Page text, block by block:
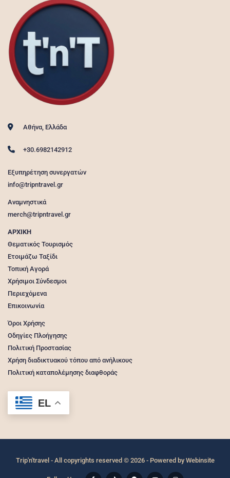
Αθήνα, Ελλάδα
+30.6982142912
Εξυπηρέτηση συνεργατών
info@tripntravel.gr
Αναμνηστικά
merch@tripntravel.gr
ΑΡΧΙΚΗ
Θεματικός Τουρισμός
Ετοιμάζω Ταξίδι
Τοπική Αγορά
Χρήσιμοι Σύνδεσμοι
Περιεχόμενα
Επικοινωνία
Όροι Χρήσης
Οδηγίες Πλοήγησης
Πολιτική Προστασίας
Χρήση διαδικτυακού τόπου από ανήλικους
Πολιτική καταπολέμησης διαφθοράς
EL
Trip'n'travel - All copyrights reserved © 2026 - Powered by Webinsite